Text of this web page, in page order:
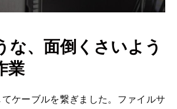
な、面倒くさいよう
業
ケーブルを繋ぎました。ファイルサ